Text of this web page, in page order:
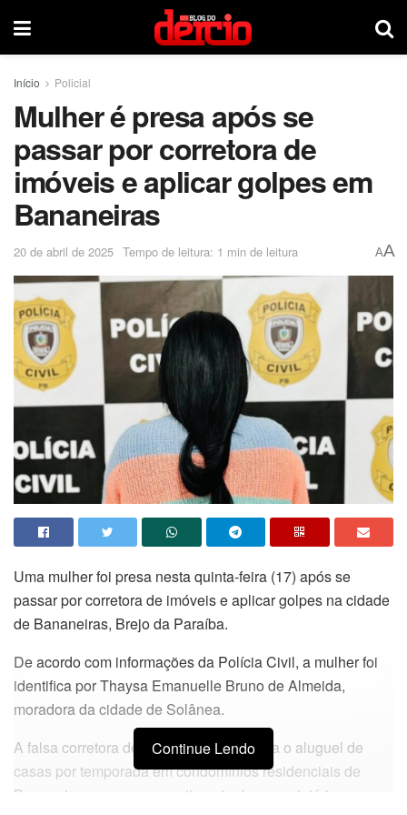
Início Policial
Mulher é presa após se
passar por corretora de
imóveis e aplicar golpes em
Bananeiras
20 de abril de 2025 Tempo de leitura: 1 min de leitura AA
Uma mulher foi presa nesta quinta-feira (17) após se
passar por corretora de imóveis e aplicar golpes na cidade
de Bananeiras, Brejo da Paraíba.
De acordo com informações da Polícia Civil, a mulher foi
identifica por Thaysa Emanuelle Bruno de Almeida,
moradora da cidade de Solânea.
A falsa corretora de imóveis intermediava o aluguel de
casas por temporada em condomínios residenciais de
Bananeiras, sem o consentimento dos proprietários.
Continue Lendo